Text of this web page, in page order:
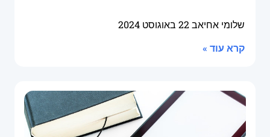
שלומי אחיאב22 באוגוסט 2024
קרא עוד »